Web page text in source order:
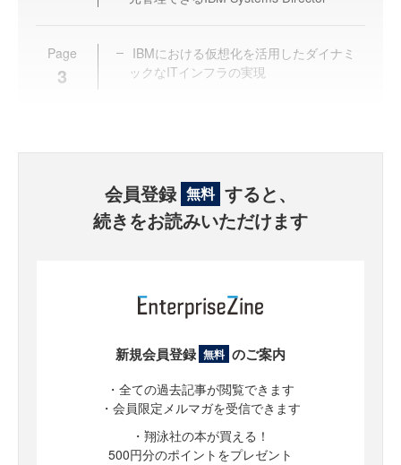
Page
3
IBMにおける仮想化を活用したダイナミ
ックなITインフラの実現
会員登録 無料 すると、
続きをお読みいただけます
新規会員登録 無料 のご案内
・全ての過去記事が閲覧できます
・会員限定メルマガを受信できます
・翔泳社の本が買える！
500円分のポイントをプレゼント